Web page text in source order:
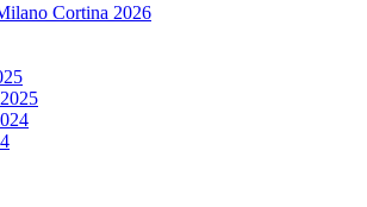
Cortina 2026